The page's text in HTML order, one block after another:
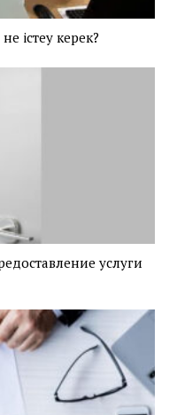
істеу керек?
услуги